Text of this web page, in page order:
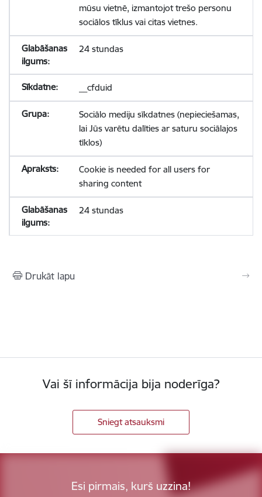
mūsu vietnē, izmantojot trešo personu
sociālos tīklus vai citas vietnes.
24 stundas
__cfduid
Sociālo mediju sīkdatnes (nepieciešamas,
lai Jūs varētu dalīties ar saturu sociālajos
tīklos)
Cookie is needed for all users for
sharing content
24 stundas
Drukāt lapu
Vai šī informācija bija noderīga?
Sniegt atsauksmi
Esi pirmais, kurš uzzina!